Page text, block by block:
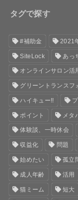
タグで探す
#補助金 2021
SiteLock あっ
オンラインサロン活
グリーントランスフ
ハイキュー!!
ポイント メタ
体験談、一時休会
収益化 問題
始めたい 孤立
成人年齢 活用
猫ミーム 短大